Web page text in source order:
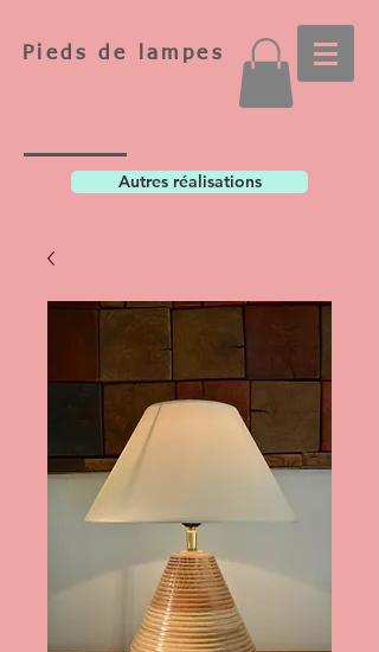
Pieds de lampes
Autres réalisations